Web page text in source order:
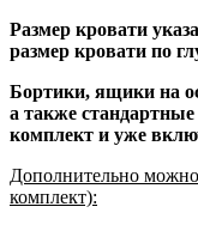
Размер кровати
размер кровати по
Бортики, ящики на
а также
комплект и уже
Дополнительно можно
комплект):